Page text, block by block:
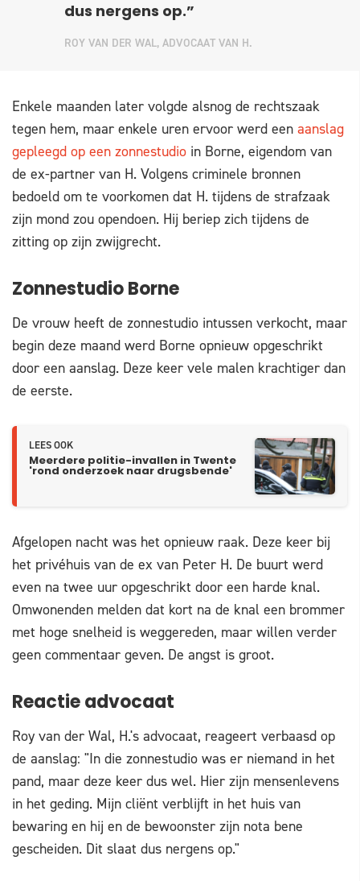
dus nergens op.”
ROY VAN DER WAL, ADVOCAAT VAN H.
Enkele maanden later volgde alsnog de rechtszaak
tegen hem, maar enkele uren ervoor werd een aanslag
gepleegd op een zonnestudio in Borne, eigendom van
de ex-partner van H. Volgens criminele bronnen
bedoeld om te voorkomen dat H. tijdens de strafzaak
zijn mond zou opendoen. Hij beriep zich tijdens de
zitting op zijn zwijgrecht.
Zonnestudio Borne
De vrouw heeft de zonnestudio intussen verkocht, maar
begin deze maand werd Borne opnieuw opgeschrikt
door een aanslag. Deze keer vele malen krachtiger dan
de eerste.
LEES OOK
Meerdere politie-invallen in Twente
'rond onderzoek naar drugsbende'
Afgelopen nacht was het opnieuw raak. Deze keer bij
het privéhuis van de ex van Peter H. De buurt werd
even na twee uur opgeschrikt door een harde knal.
Omwonenden melden dat kort na de knal een brommer
met hoge snelheid is weggereden, maar willen verder
geen commentaar geven. De angst is groot.
Reactie advocaat
Roy van der Wal, H.'s advocaat, reageert verbaasd op
de aanslag: "In die zonnestudio was er niemand in het
pand, maar deze keer dus wel. Hier zijn mensenlevens
in het geding. Mijn cliënt verblijft in het huis van
bewaring en hij en de bewoonster zijn nota bene
gescheiden. Dit slaat dus nergens op."